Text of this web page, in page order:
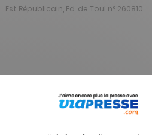
Est Républicain, Ed. de Toul n° 260810